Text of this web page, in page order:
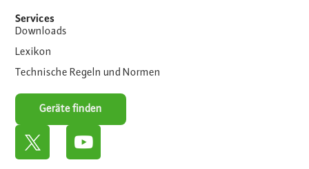
Services
Downloads
Lexikon
Technische Regeln und Normen
Geräte finden